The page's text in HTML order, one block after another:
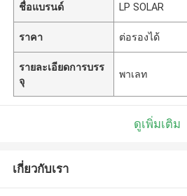
ชื่อแบรนด์ LP SOLAR
ราคา ต่อรองได้
รายละเอียดการบรร
จุ
พาเลท
ดูเพิ่มเติม
เกี่ยวกับเรา